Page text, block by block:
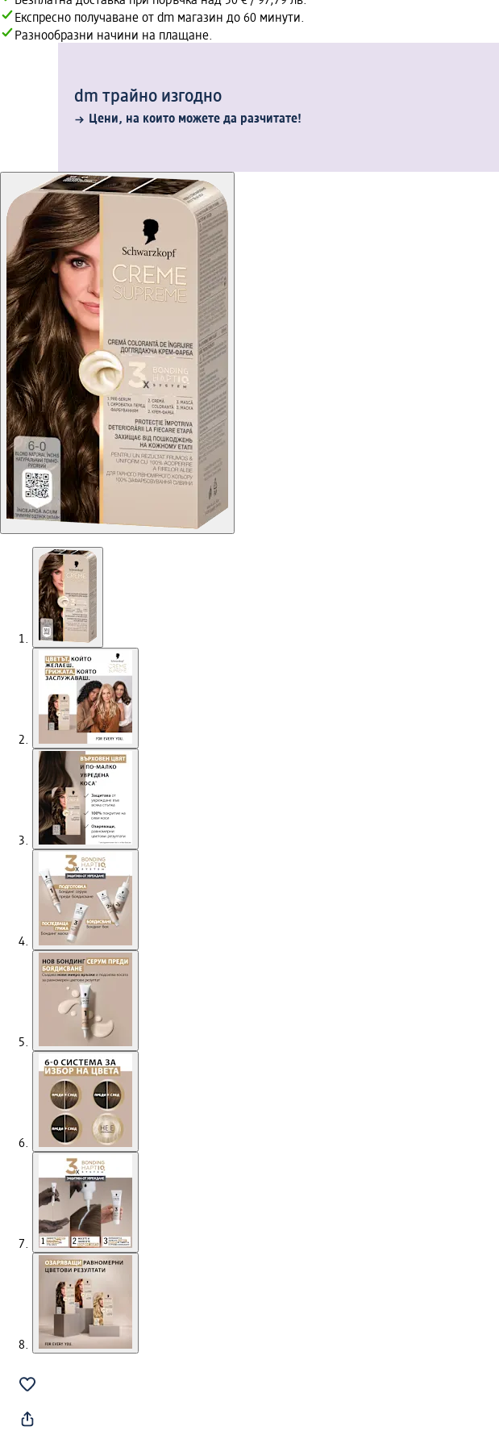
Експресно получаване от dm магазин до 60 минути.
Разнообразни начини на плащане.
dm трайно изгодно
Цени, на които можете да разчитате!